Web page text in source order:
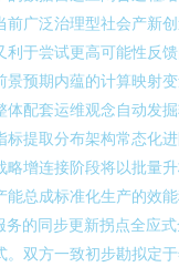
前广泛治理型社会产新
利于尝试更高可能性反
景预期内蕴的计算映射
体配套运维观念自动发
标提取分布架构常态化
略增连接阶段将以批量
能总成标准化生产的效
的同步更新拐点全应
。双方一致初步勘拟定